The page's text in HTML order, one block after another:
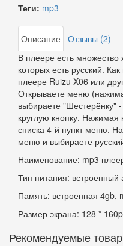
Теги: mp3
Описание
Отзывы (2)
В плеере есть множество
которых есть русский.
плеере Ruizu X06 или
Открываете меню
выбираете "Шестерёнку"
круглую кнопку. Нажимая
списка 4-й пункт меню.
меню и выбираете
Наименование: mp3
Тип питания: встроенный
Память: встроенная 4gb,
Размер экрана: 128 *
Рекомендуемые